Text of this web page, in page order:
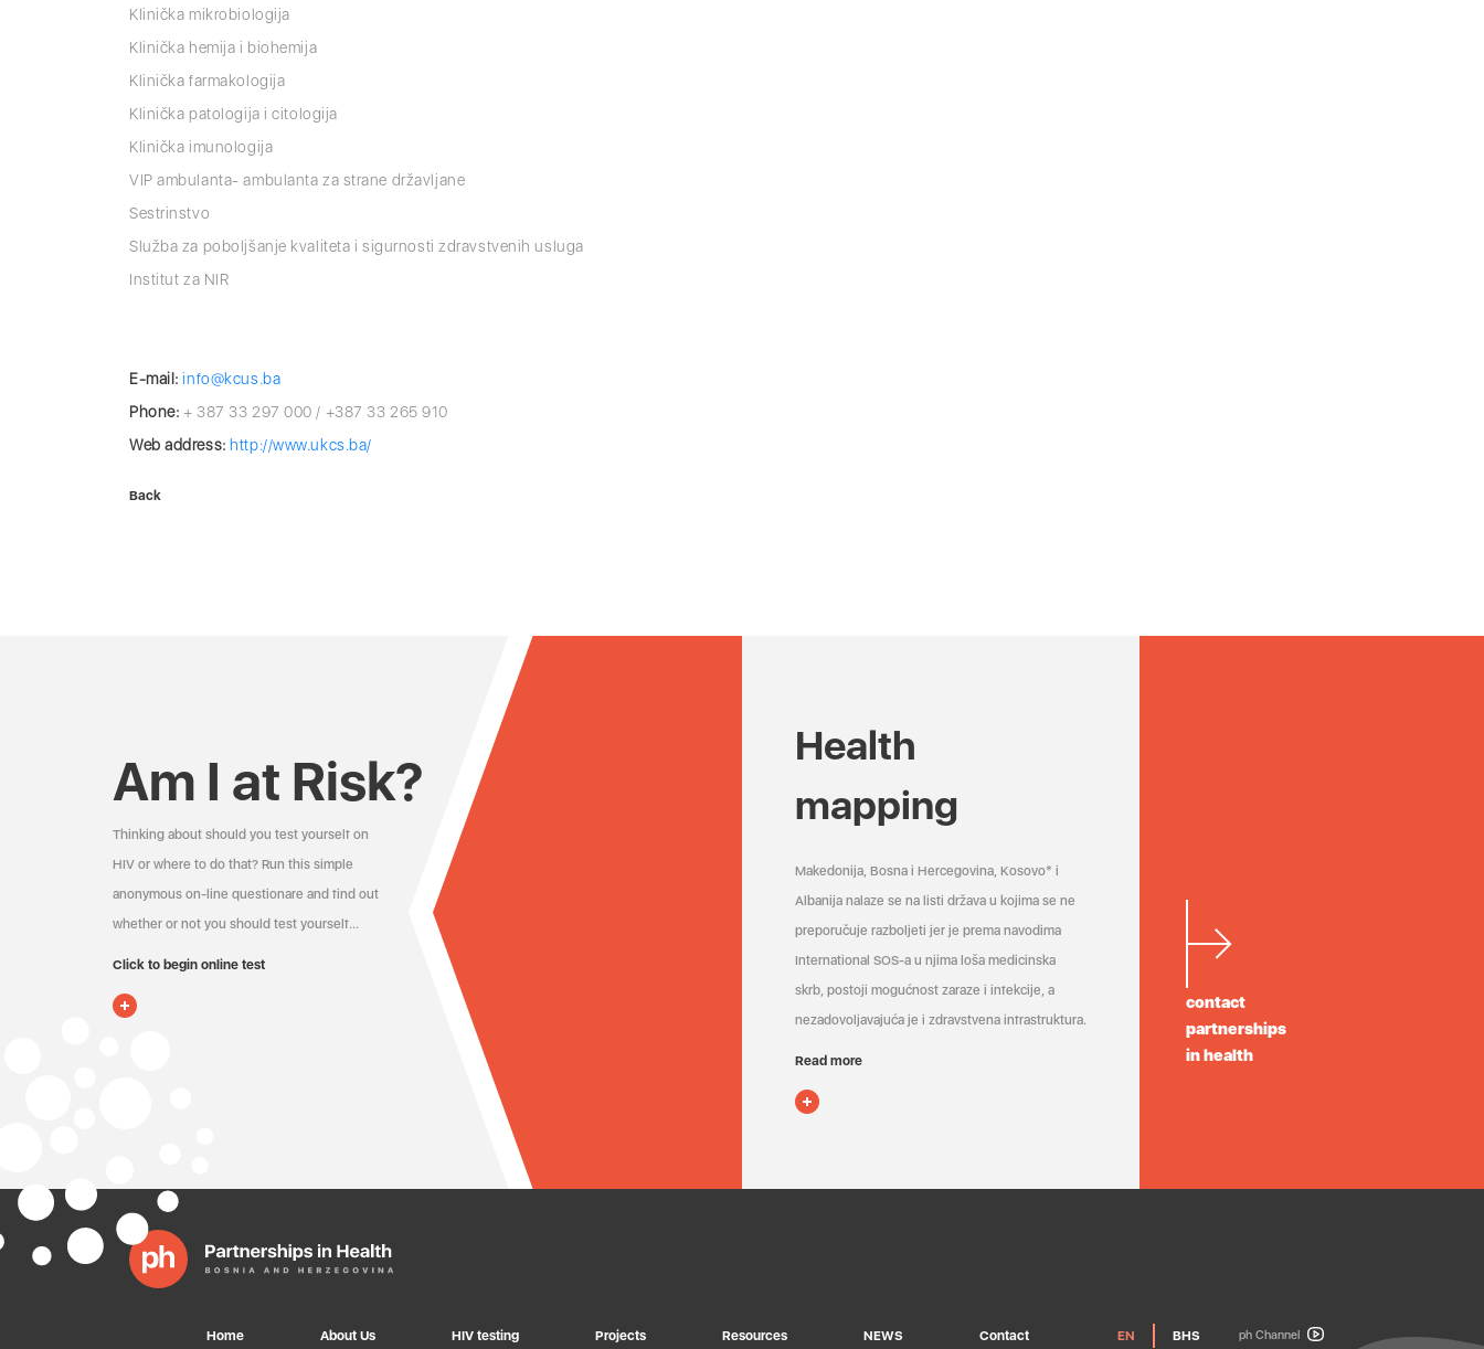
Klinička mikrobiologija
Klinička hemija i biohemija
Klinička farmakologija
Klinička patologija i citologija
Klinička imunologija
VIP ambulanta- ambulanta za strane državljane
Sestrinstvo
Služba za poboljšanje kvaliteta i sigurnosti zdravstvenih usluga
Institut za NIR
E-mail: info@kcus.ba
Phone: + 387 33 297 000 / +387 33 265 910
Web address: http://www.ukcs.ba/
Back
Am I at Risk?
Thinking about should you test yourself on
HIV or where to do that? Run this simple
anonymous on-line questionare and find out
whether or not you should test yourself…
Click to begin online test
Health
mapping
Makedonija, Bosna i Hercegovina, Kosovo* i
Albanija nalaze se na listi država u kojima se ne
preporučuje razboljeti jer je prema navodima
International SOS-a u njima loša medicinska
skrb, postoji mogućnost zaraze i infekcije, a
nezadovoljavajuća je i zdravstvena infrastruktura.
Read more
contact
partnerships
in health
Home About Us HIV testing Projects Resources NEWS Contact ph Channel
EN BHS